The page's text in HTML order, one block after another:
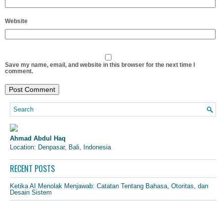
Website
Save my name, email, and website in this browser for the next time I
comment.
Ahmad Abdul Haq
Location: Denpasar, Bali, Indonesia
RECENT POSTS
Ketika AI Menolak Menjawab: Catatan Tentang Bahasa, Otoritas, dan
Desain Sistem